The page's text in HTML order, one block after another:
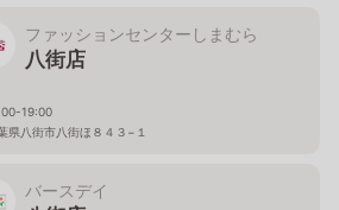
ファッションセンターしまむら
八街店
19:00
県八街市八街ほ８４３−１
バースデイ